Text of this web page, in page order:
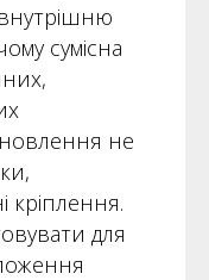
сумісна
не
кріплення.
для